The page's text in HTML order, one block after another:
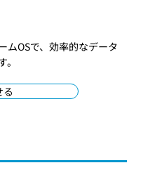
ムOSで、効率的なデータ
る